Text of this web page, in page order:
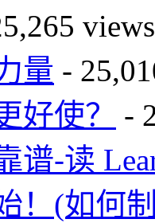
views
量 -
好使？
-
谱-读
！(如何